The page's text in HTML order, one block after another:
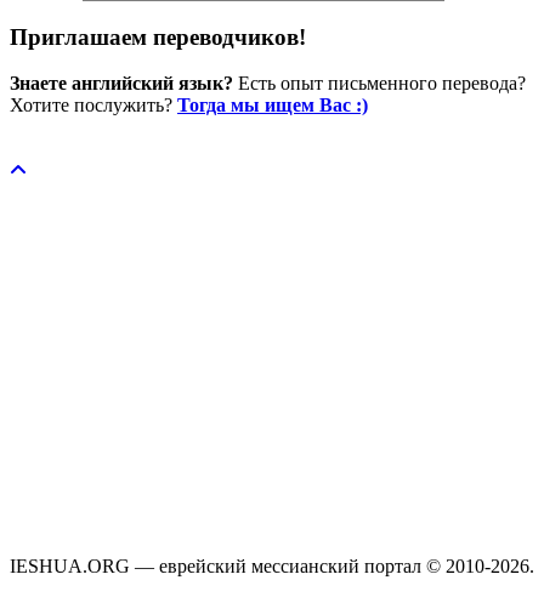
Приглашаем переводчиков!
Знаете английский язык? Есть опыт письменного перевода?
Хотите послужить? Тогда мы ищем Вас :)
IESHUA.ORG — еврейский мессианский портал © 2010-2026.